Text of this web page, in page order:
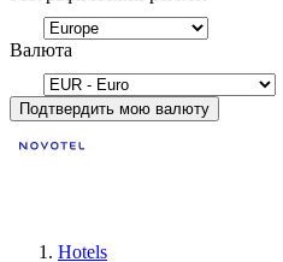
Валюта
Подтвердить мою валюту
Hotels